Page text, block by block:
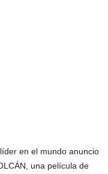
en el mundo anuncio
una película de